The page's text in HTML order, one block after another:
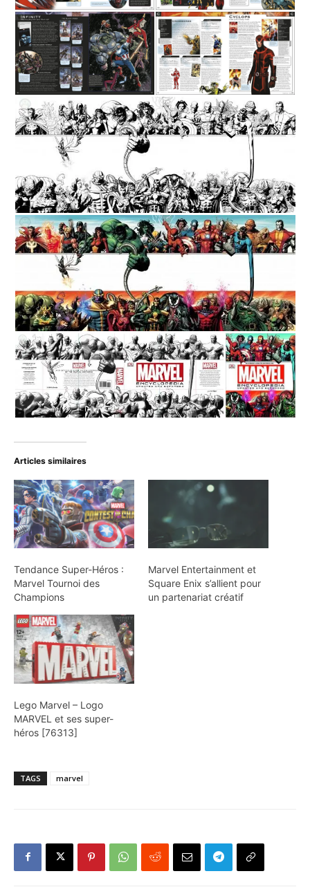
Articles similaires
Tendance Super-Héros :
Marvel Tournoi des
Champions
Marvel Entertainment et
Square Enix s’allient pour
un partenariat créatif
Lego Marvel – Logo
MARVEL et ses super-
héros [76313]
TAGS marvel